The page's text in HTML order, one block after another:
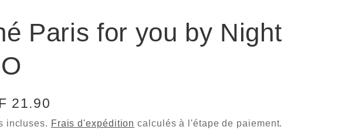
g
n
Paris for you by Night
21.90
incluses. Frais d'expédition calculés à l'étape de paiement.